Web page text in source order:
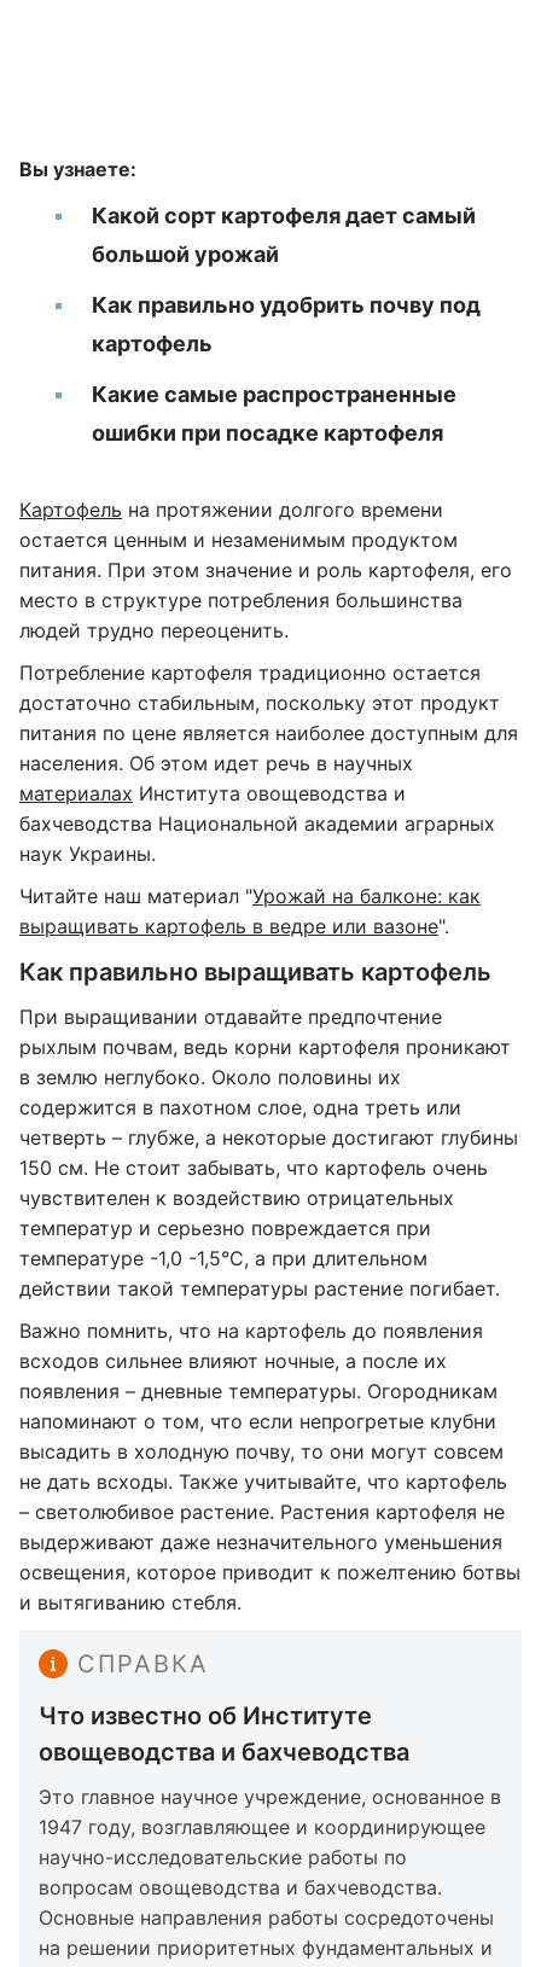
Вы узнаете:
Какой сорт картофеля дает самый
большой урожай
Как правильно удобрить почву под
картофель
Какие самые распространенные
ошибки при посадке картофеля
Картофель на протяжении долгого времени
остается ценным и незаменимым продуктом
питания. При этом значение и роль картофеля, его
место в структуре потребления большинства
людей трудно переоценить.
Потребление картофеля традиционно остается
достаточно стабильным, поскольку этот продукт
питания по цене является наиболее доступным для
населения. Об этом идет речь в научных
материалах Института овощеводства и
бахчеводства Национальной академии аграрных
наук Украины.
Читайте наш материал "Урожай на балконе: как
выращивать картофель в ведре или вазоне".
Как правильно выращивать картофель
При выращивании отдавайте предпочтение
рыхлым почвам, ведь корни картофеля проникают
в землю неглубоко. Около половины их
содержится в пахотном слое, одна треть или
четверть – глубже, а некоторые достигают глубины
150 см. Не стоит забывать, что картофель очень
чувствителен к воздействию отрицательных
температур и серьезно повреждается при
температуре -1,0 -1,5°C, а при длительном
действии такой температуры растение погибает.
Важно помнить, что на картофель до появления
всходов сильнее влияют ночные, а после их
появления – дневные температуры. Огородникам
напоминают о том, что если непрогретые клубни
высадить в холодную почву, то они могут совсем
не дать всходы. Также учитывайте, что картофель
– светолюбивое растение. Растения картофеля не
выдерживают даже незначительного уменьшения
освещения, которое приводит к пожелтению ботвы
и вытягиванию стебля.
СПРАВКА
Что известно об Институте
овощеводства и бахчеводства
Это главное научное учреждение, основанное в
1947 году, возглавляющее и координирующее
научно-исследовательские работы по
вопросам овощеводства и бахчеводства.
Основные направления работы сосредоточены
на решении приоритетных фундаментальных и